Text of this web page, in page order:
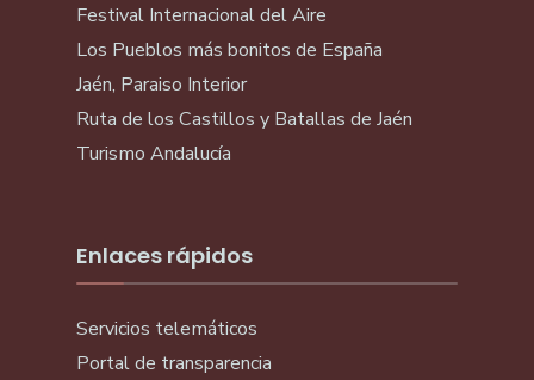
Festival Internacional del Aire
Los Pueblos más bonitos de España
Jaén, Paraiso Interior
Ruta de los Castillos y Batallas de Jaén
Turismo Andalucía
Enlaces rápidos
Servicios telemáticos
Portal de transparencia